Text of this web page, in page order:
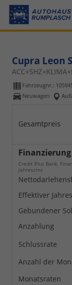
Cupra Leon
Fahrzeugnr.:
Neuwagen
Gesamtpreis
Finanzierung
Credit Plus Bank.
Jahreszins
Effektiver
Gebundener
Anzahlung
Schlussrate
Anzahl der
Monatsraten